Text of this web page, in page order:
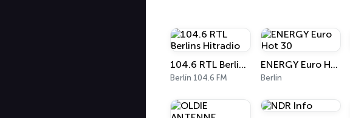
104.6 RTL Berlins Hitradio
Berlín 104.6 FM
ENERGY Euro Hot 30
Berlín